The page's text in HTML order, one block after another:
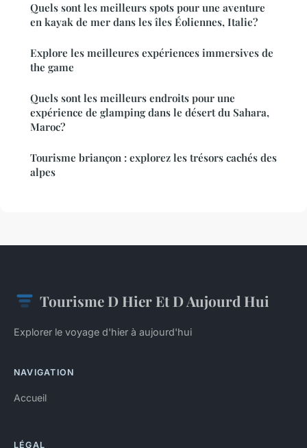
Quels sont les meilleurs spots pour une aventure
en kayak de mer dans les îles Éoliennes, Italie?
Explore les meilleures expériences immersives de
the game
Quels sont les meilleurs endroits pour une
expérience de glamping dans le désert du Sahara,
Maroc?
Tourisme briançon : explorez les trésors cachés des
alpes
Tourisme D Hier Et D Aujourd Hui
Explorer le voyage d'hier à aujourd'hui
NAVIGATION
Accueil
LÉGAL